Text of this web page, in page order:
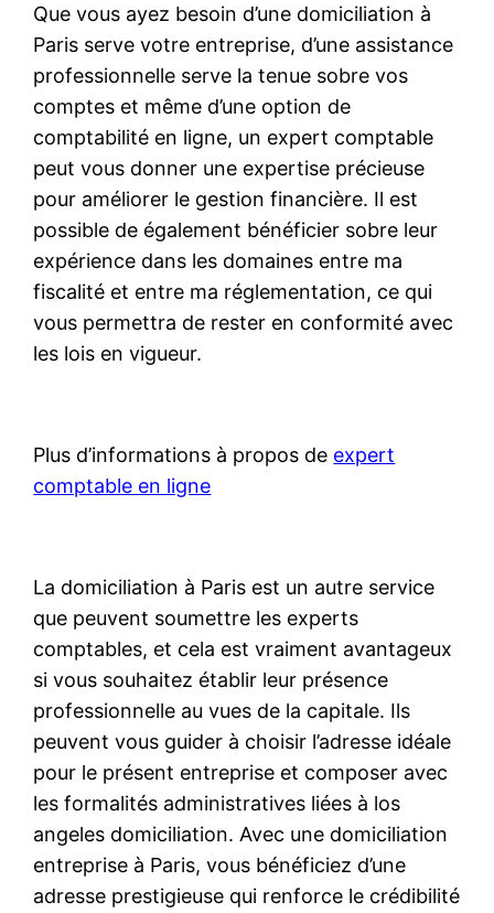
Que vous ayez besoin d’une domiciliation à
Paris serve votre entreprise, d’une assistance
professionnelle serve la tenue sobre vos
comptes et même d’une option de
comptabilité en ligne, un expert comptable
peut vous donner une expertise précieuse
pour améliorer le gestion financière. Il est
possible de également bénéficier sobre leur
expérience dans les domaines entre ma
fiscalité et entre ma réglementation, ce qui
vous permettra de rester en conformité avec
les lois en vigueur.
Plus d’informations à propos de expert
comptable en ligne
La domiciliation à Paris est un autre service
que peuvent soumettre les experts
comptables, et cela est vraiment avantageux
si vous souhaitez établir leur présence
professionnelle au vues de la capitale. Ils
peuvent vous guider à choisir l’adresse idéale
pour le présent entreprise et composer avec
les formalités administratives liées à los
angeles domiciliation. Avec une domiciliation
entreprise à Paris, vous bénéficiez d’une
adresse prestigieuse qui renforce le crédibilité